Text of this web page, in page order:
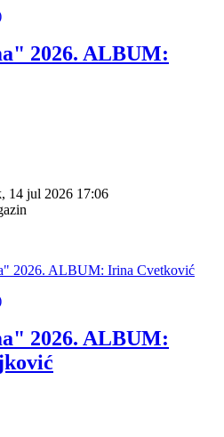
2026. ALBUM:
14 jul 2026 17:06
2026. ALBUM: Irina Cvetković
2026. ALBUM: